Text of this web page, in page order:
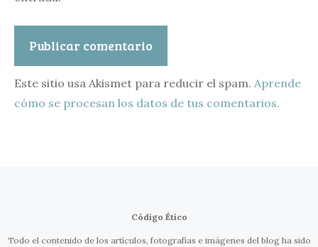
Este sitio usa Akismet para reducir el spam. Aprende
cómo se procesan los datos de tus comentarios.
Código Ético
Todo el contenido de los artículos, fotografías e imágenes del blog ha sido